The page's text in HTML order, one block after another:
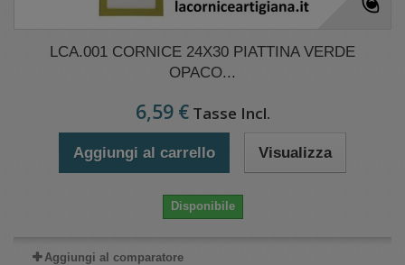
LCA.001 CORNICE 24X30 PIATTINA VERDE
OPACO...
6,59 € Tasse Incl.
Aggiungi al carrello Visualizza
Disponibile
Aggiungi al comparatore